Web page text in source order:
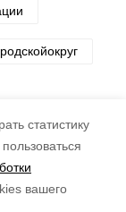
статистику
вашего